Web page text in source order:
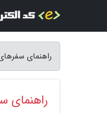
راهنمای
راهنمای